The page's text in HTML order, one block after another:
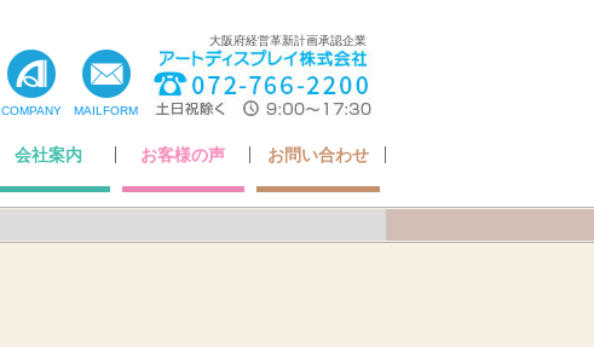
大阪府経営革新計画承認企業
COMPANY MAILFORM
会社案内 お客様の声 お問い合わせ